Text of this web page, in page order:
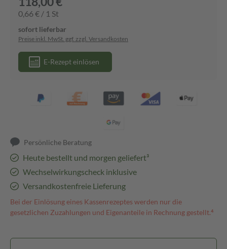
0,66 € / 1 St
sofort lieferbar
Preise inkl. MwSt. ggf. zzgl. Versandkosten
E-Rezept einlösen
Persönliche Beratung
Heute bestellt und morgen geliefert³
Wechselwirkungscheck inklusive
Versandkostenfreie Lieferung
Bei der Einlösung eines Kassenrezeptes werden nur die
gesetzlichen Zuzahlungen und Eigenanteile in Rechnung gestellt.⁴